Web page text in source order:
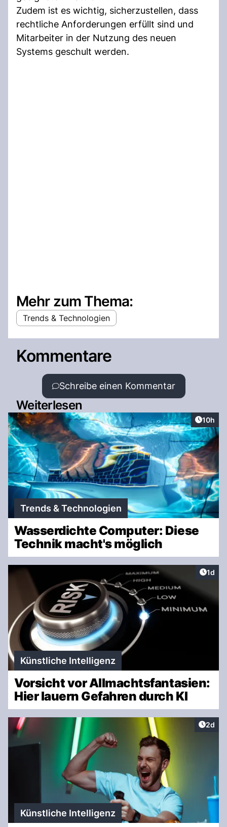
Zudem ist es wichtig, sicherzustellen, dass
rechtliche Anforderungen erfüllt sind und
Mitarbeiter in der Nutzung des neuen
Systems geschult werden.
Mehr zum Thema:
Trends & Technologien
Kommentare
Schreibe einen Kommentar
Weiterlesen
Artikel
10h
Trends & Technologien
Wasserdichte Computer: Diese
Technik macht's möglich
1d
Künstliche Intelligenz
Vorsicht vor Allmachtsfantasien:
Hier lauern Gefahren durch KI
2d
Künstliche Intelligenz